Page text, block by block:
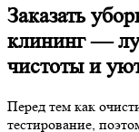
Заказать
клининг —
чистоты и
Перед тем как
тестирование,